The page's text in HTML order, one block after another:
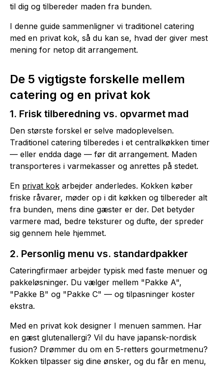
til dig og tilbereder maden fra bunden.
I denne guide sammenligner vi traditionel catering
med en privat kok, så du kan se, hvad der giver mest
mening for netop dit arrangement.
De 5 vigtigste forskelle mellem
catering og en privat kok
1. Frisk tilberedning vs. opvarmet mad
Den største forskel er selve madoplevelsen.
Traditionel catering tilberedes i et centralkøkken timer
— eller endda dage — før dit arrangement. Maden
transporteres i varmekasser og anrettes på stedet.
En privat kok arbejder anderledes. Kokken køber
friske råvarer, møder op i dit køkken og tilbereder alt
fra bunden, mens dine gæster er der. Det betyder
varmere mad, bedre teksturer og dufte, der spreder
sig gennem hele hjemmet.
2. Personlig menu vs. standardpakker
Cateringfirmaer arbejder typisk med faste menuer og
pakkeløsninger. Du vælger mellem "Pakke A",
"Pakke B" og "Pakke C" — og tilpasninger koster
ekstra.
Med en privat kok designer I menuen sammen. Har
en gæst glutenallergi? Vil du have japansk-nordisk
fusion? Drømmer du om en 5-retters gourmetmenu?
Kokken tilpasser sig dine ønsker, og du får en menu,